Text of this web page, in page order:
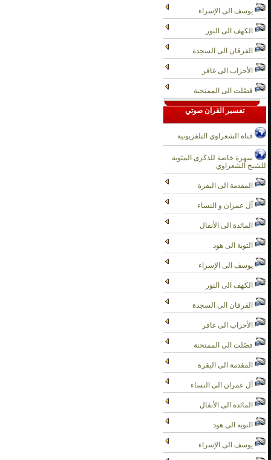
يوسف الى الإسراء
الكهف الى النور
الفرقان الى السجدة
الأحزاب الى غافر
فصّلت الى الممتحنة
تفسير القران صوتي
قناة الشعراوي التلفزيونية
سهرة خاصة للذكرى المئوية
للشيخ الشعراوي
المقدمة الى البقرة
آل عمران و النساء
المائدة الى الأنفال
التوبة الى هود
يوسف الى الإسراء
الكهف الى النور
الفرقان الى السجدة
الأحزاب الى غافر
فصّلت الى الممتحنة
المقدمة الى البقرة
آل عمران الى النساء
المائدة الى الأنفال
التوبة الى هود
يوسف الى الإسراء